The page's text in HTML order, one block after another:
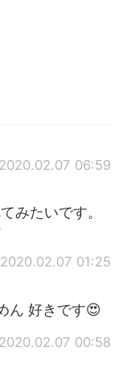
2020.02.07 06:59
みたいです。
2020.02.07 01:25
ん 好きです😍
2020.02.07 00:58